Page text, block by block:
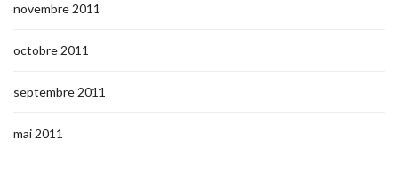
novembre 2011
octobre 2011
septembre 2011
mai 2011